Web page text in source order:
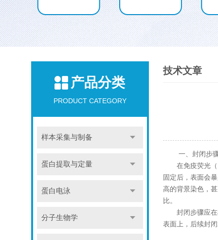
产品分类
PRODUCT CATEGORY
样本采集与制备
蛋白提取与定量
蛋白电泳
分子生物学
技术文章
一、封闭步骤
在免疫荧光（IF
固定后，表面会
高的背景染色，
比。
封闭步骤应在
表面上，后续封